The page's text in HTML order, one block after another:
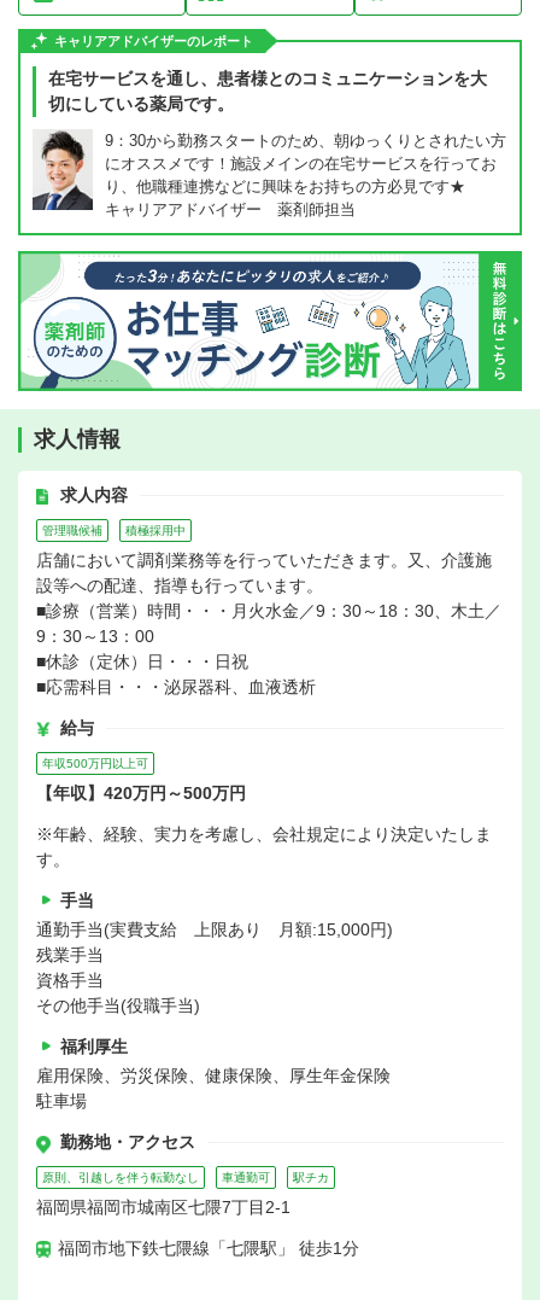
キャリアアドバイザーのレポート
在宅サービスを通し、患者様とのコミュニケーションを大
切にしている薬局です。
9：30から勤務スタートのため、朝ゆっくりとされたい方
にオススメです！施設メインの在宅サービスを行ってお
り、他職種連携などに興味をお持ちの方必見です★
キャリアアドバイザー 薬剤師担当
求人情報
求人内容
管理職候補 積極採用中
店舗において調剤業務等を行っていただきます。又、介護施
設等への配達、指導も行っています。
■診療（営業）時間・・・月火水金／9：30～18：30、木土／
9：30～13：00
■休診（定休）日・・・日祝
■応需科目・・・泌尿器科、血液透析
給与
年収500万円以上可
【年収】420万円～500万円
※年齢、経験、実力を考慮し、会社規定により決定いたしま
す。
手当
通勤手当(実費支給 上限あり 月額:15,000円)
残業手当
資格手当
その他手当(役職手当)
福利厚生
雇用保険、労災保険、健康保険、厚生年金保険
駐車場
勤務地・アクセス
原則、引越しを伴う転勤なし 車通勤可 駅チカ
福岡県福岡市城南区七隈7丁目2-1
福岡市地下鉄七隈線「七隈駅」 徒歩1分